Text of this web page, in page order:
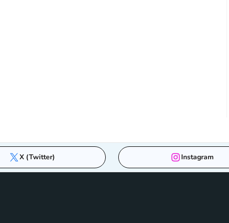
X (Twitter) Instagram